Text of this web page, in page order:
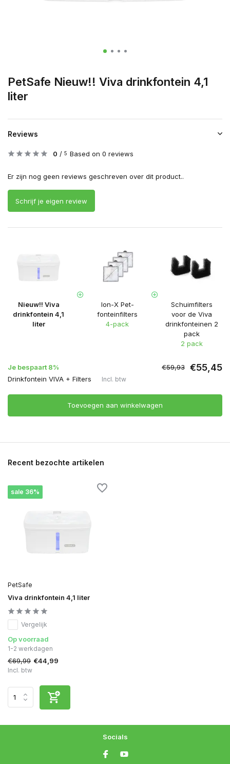
PetSafe Nieuw!! Viva drinkfontein 4,1
liter
Reviews
0 / 5 Based on 0 reviews
Er zijn nog geen reviews geschreven over dit product..
Schrijf je eigen review
Nieuw!! Viva
drinkfontein 4,1
liter
Ion-X Pet-
fonteinfilters
4-pack
Schuimfilters
voor de Viva
drinkfonteinen 2
pack
2 pack
Je bespaart 8% €59,93 €55,45
Drinkfontein VIVA + Filters Incl. btw
Toevoegen aan winkelwagen
Recent bezochte artikelen
sale 36%
PetSafe
Viva drinkfontein 4,1 liter
Vergelijk
Op voorraad
1-2 werkdagen
€69,99 €44,99
Incl. btw
Socials